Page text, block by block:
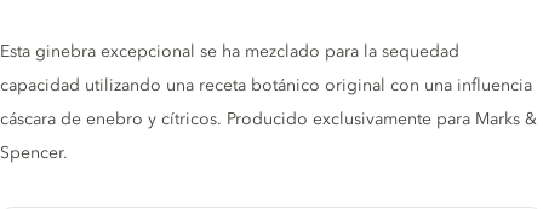
Gin description
Esta ginebra excepcional se ha mezclado para la sequedad
capacidad utilizando una receta botánico original con una influencia
cáscara de enebro y cítricos. Producido exclusivamente para Marks &
Spencer.